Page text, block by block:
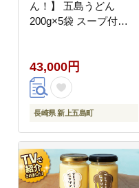
ん！】 五島うどん
200g×5袋 スープ付
43,000円
長崎県 新上五島町